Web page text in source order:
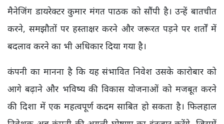
मैनेजिंग डायरेक्टर कुमार मंगत पाठक को सौंपी है। उन्हें बातचीत
करने, समझौतों पर हस्ताक्षर करने और जरूरत पड़ने पर शर्तों में
बदलाव करने का भी अधिकार दिया गया है।
कंपनी का मानना है कि यह संभावित निवेश उसके कारोबार को
आगे बढ़ाने और भविष्य की विकास योजनाओं को मजबूत करने
की दिशा में एक महत्वपूर्ण कदम साबित हो सकता है। फिलहाल